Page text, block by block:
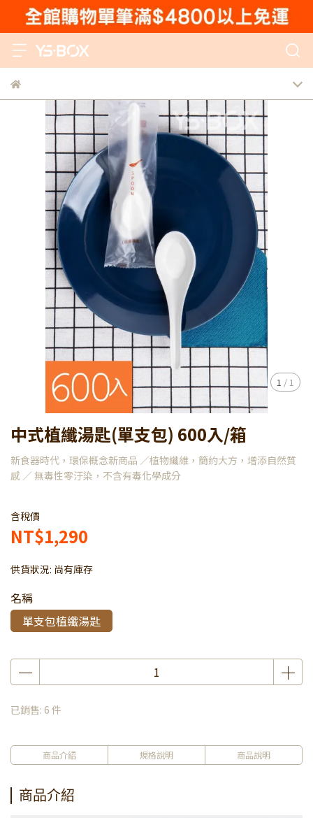
1 / 1
中式植纖湯匙(單支包) 600入/箱
新食器時代，環保概念新商品 ／植物纖維，簡約大方，增添自然質
感 ／ 無毒性零汙染，不含有毒化學成分
含稅價
NT$1,290
供貨狀況: 尚有庫存
名稱
單支包植纖湯匙
已銷售: 6 件
商品介紹 規格說明 商品說明
商品介紹